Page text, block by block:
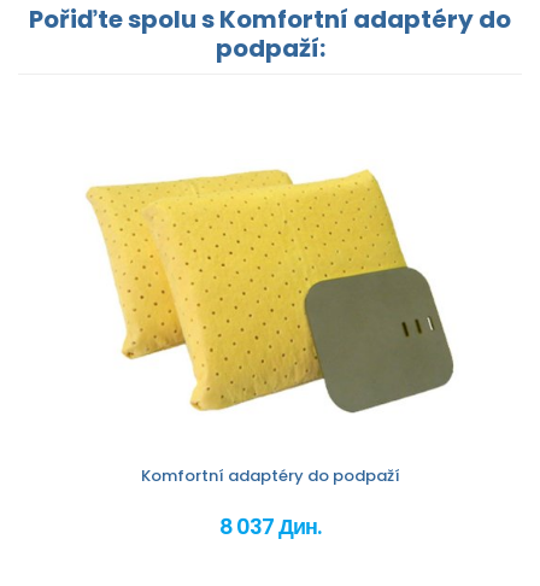
Pořiďte spolu s Komfortní adaptéry do
podpaží:
Komfortní adaptéry do podpaží
8 037 Дин.